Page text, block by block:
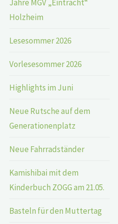
Jahre MGV „Eintracht“
Holzheim
Lesesommer 2026
Vorlesesommer 2026
Highlights im Juni
Neue Rutsche auf dem
Generationenplatz
Neue Fahrradständer
Kamishibai mit dem
Kinderbuch ZOGG am 21.05.
Basteln für den Muttertag